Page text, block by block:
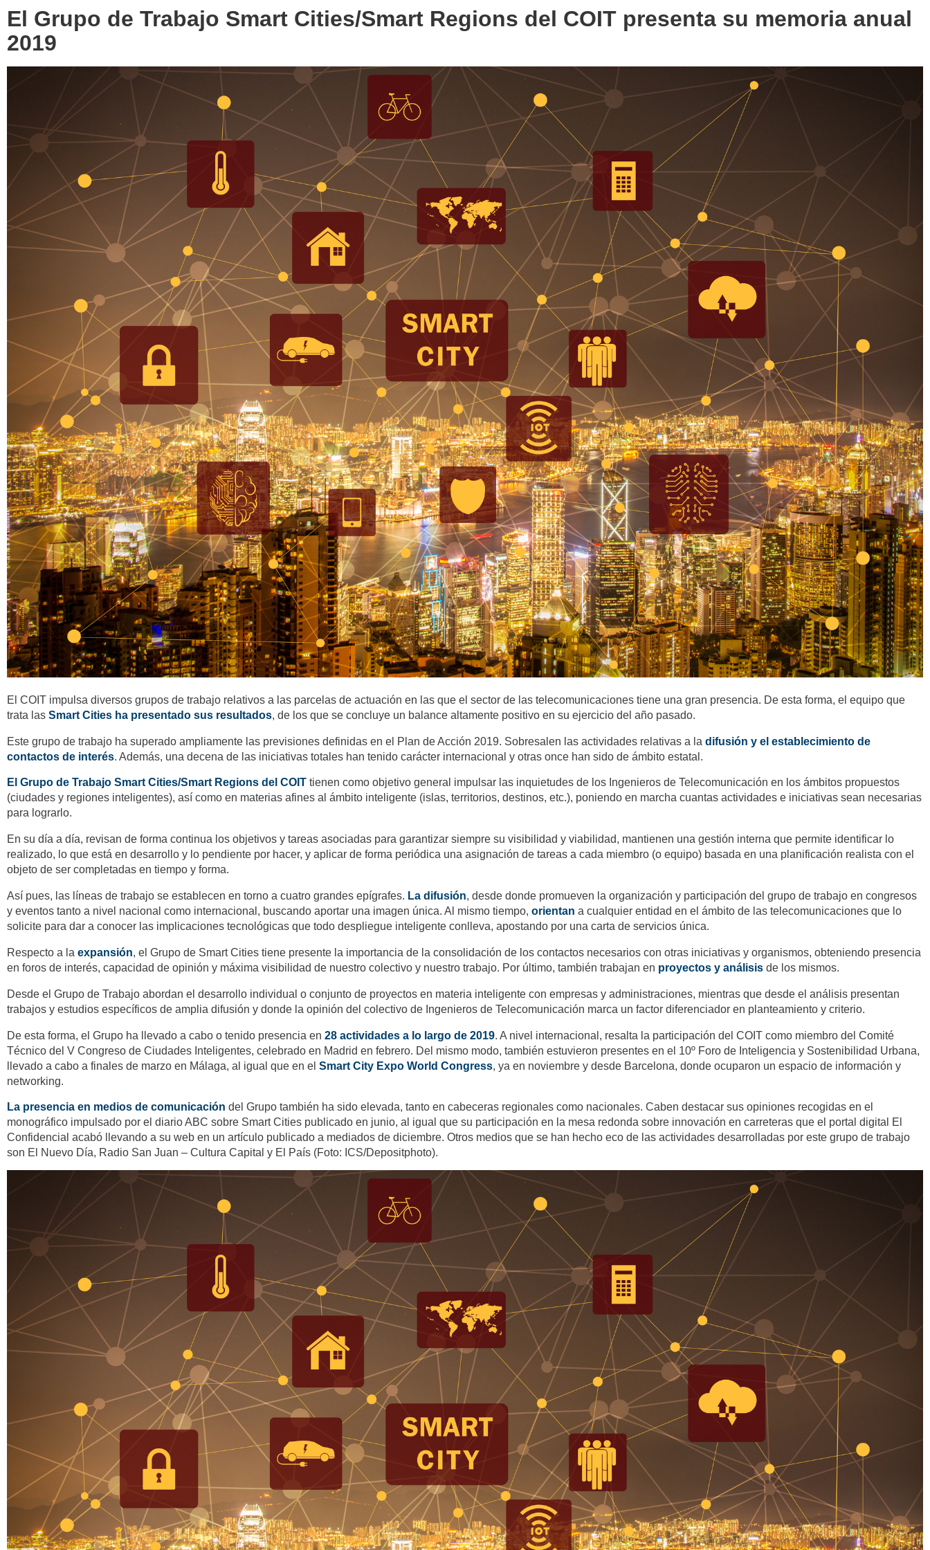
El Grupo de Trabajo Smart Cities/Smart Regions del COIT presenta su memoria anual
2019
El COIT impulsa diversos grupos de trabajo relativos a las parcelas de actuación en las que el sector de las telecomunicaciones tiene una gran presencia. De esta forma, el equipo que
trata las Smart Cities ha presentado sus resultados, de los que se concluye un balance altamente positivo en su ejercicio del año pasado.
Este grupo de trabajo ha superado ampliamente las previsiones definidas en el Plan de Acción 2019. Sobresalen las actividades relativas a la difusión y el establecimiento de
contactos de interés. Además, una decena de las iniciativas totales han tenido carácter internacional y otras once han sido de ámbito estatal.
El Grupo de Trabajo Smart Cities/Smart Regions del COIT tienen como objetivo general impulsar las inquietudes de los Ingenieros de Telecomunicación en los ámbitos propuestos
(ciudades y regiones inteligentes), así como en materias afines al ámbito inteligente (islas, territorios, destinos, etc.), poniendo en marcha cuantas actividades e iniciativas sean necesarias
para lograrlo.
En su día a día, revisan de forma continua los objetivos y tareas asociadas para garantizar siempre su visibilidad y viabilidad, mantienen una gestión interna que permite identificar lo
realizado, lo que está en desarrollo y lo pendiente por hacer, y aplicar de forma periódica una asignación de tareas a cada miembro (o equipo) basada en una planificación realista con el
objeto de ser completadas en tiempo y forma.
Así pues, las líneas de trabajo se establecen en torno a cuatro grandes epígrafes. La difusión, desde donde promueven la organización y participación del grupo de trabajo en congresos
y eventos tanto a nivel nacional como internacional, buscando aportar una imagen única. Al mismo tiempo, orientan a cualquier entidad en el ámbito de las telecomunicaciones que lo
solicite para dar a conocer las implicaciones tecnológicas que todo despliegue inteligente conlleva, apostando por una carta de servicios única.
Respecto a la expansión, el Grupo de Smart Cities tiene presente la importancia de la consolidación de los contactos necesarios con otras iniciativas y organismos, obteniendo presencia
en foros de interés, capacidad de opinión y máxima visibilidad de nuestro colectivo y nuestro trabajo. Por último, también trabajan en proyectos y análisis de los mismos.
Desde el Grupo de Trabajo abordan el desarrollo individual o conjunto de proyectos en materia inteligente con empresas y administraciones, mientras que desde el análisis presentan
trabajos y estudios específicos de amplia difusión y donde la opinión del colectivo de Ingenieros de Telecomunicación marca un factor diferenciador en planteamiento y criterio.
De esta forma, el Grupo ha llevado a cabo o tenido presencia en 28 actividades a lo largo de 2019. A nivel internacional, resalta la participación del COIT como miembro del Comité
Técnico del V Congreso de Ciudades Inteligentes, celebrado en Madrid en febrero. Del mismo modo, también estuvieron presentes en el 10º Foro de Inteligencia y Sostenibilidad Urbana,
llevado a cabo a finales de marzo en Málaga, al igual que en el Smart City Expo World Congress, ya en noviembre y desde Barcelona, donde ocuparon un espacio de información y
networking.
La presencia en medios de comunicación del Grupo también ha sido elevada, tanto en cabeceras regionales como nacionales. Caben destacar sus opiniones recogidas en el
monográfico impulsado por el diario ABC sobre Smart Cities publicado en junio, al igual que su participación en la mesa redonda sobre innovación en carreteras que el portal digital El
Confidencial acabó llevando a su web en un artículo publicado a mediados de diciembre. Otros medios que se han hecho eco de las actividades desarrolladas por este grupo de trabajo
son El Nuevo Día, Radio San Juan – Cultura Capital y El País (Foto: ICS/Depositphoto).